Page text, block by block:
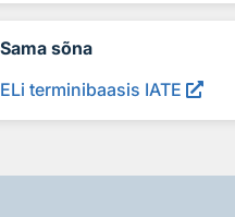
Sama sõna
ELi terminibaasis IATE